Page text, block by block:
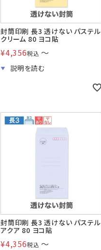
封筒印刷 長3 透けない パステル
クリーム 80 ヨコ貼
¥4,356税込 〜
封筒印刷 長3 透けない パステル
アクア 80 ヨコ貼
¥4,356税込 〜